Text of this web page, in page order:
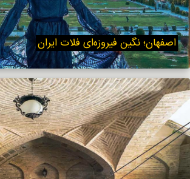
اصفهان؛ نگین فیروزه‌ای فلات ایران